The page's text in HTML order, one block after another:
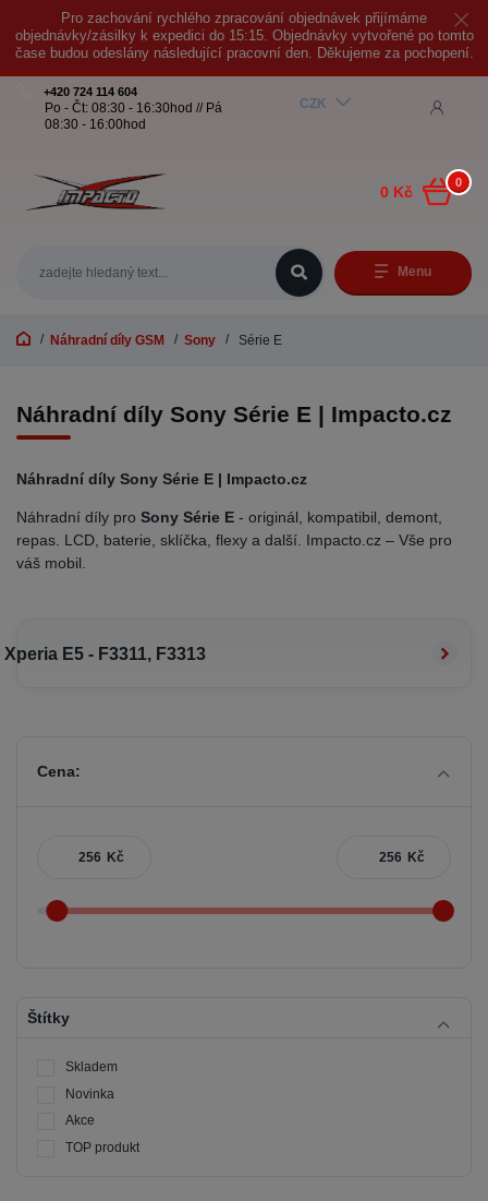
Pro zachování rychlého zpracování objednávek přijímáme
objednávky/zásilky k expedici do 15:15. Objednávky vytvořené po tomto
čase budou odeslány následující pracovní den. Děkujeme za pochopení.
Menu
CZK
+420 724 114 604
Po - Čt: 08:30 - 16:30hod // Pá
08:30 - 16:00hod
0
0 Kč
Náhradní díly GSM Sony Série E
Náhradní díly Sony Série E | Impacto.cz
Náhradní díly Sony Série E | Impacto.cz
Náhradní díly pro Sony Série E - originál, kompatibil, demont,
repas. LCD, baterie, sklíčka, flexy a další. Impacto.cz – Vše pro
váš mobil.
Xperia E5 - F3311, F3313
Cena:
Kč Kč
Štítky
Skladem
Novinka
Akce
TOP produkt